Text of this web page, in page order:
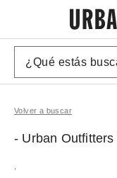
Volver a buscar
- Urban Outfitters